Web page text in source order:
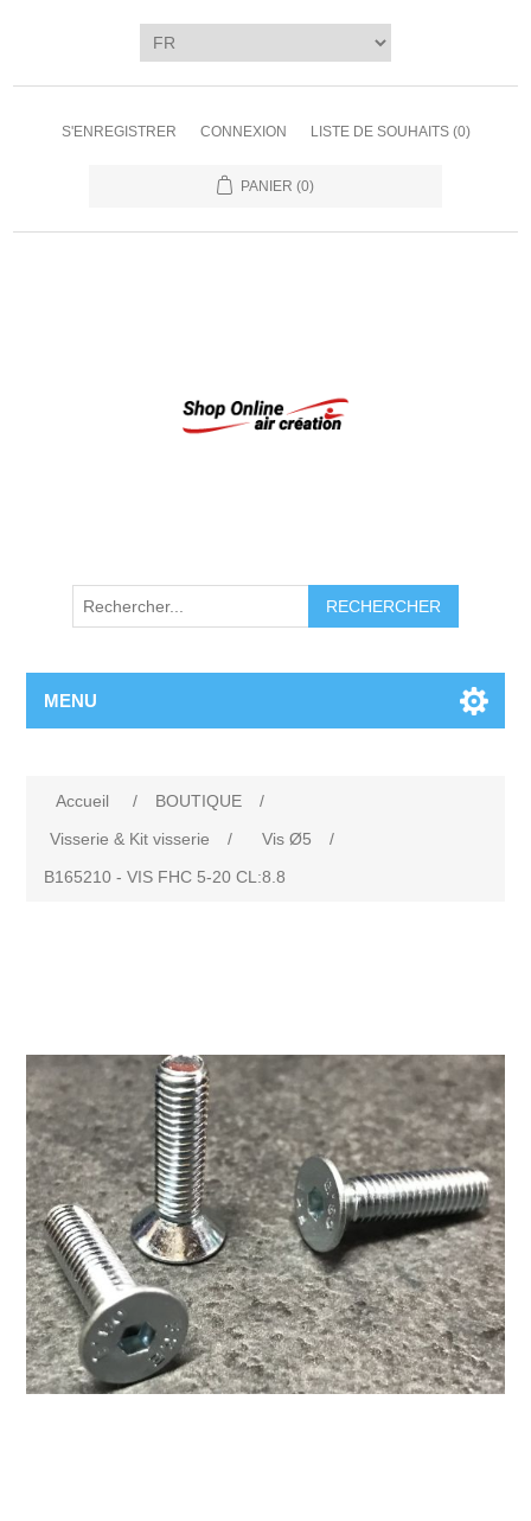
S'ENREGISTRER CONNEXION LISTE DE SOUHAITS (0)
PANIER (0)
RECHERCHER
MENU
Accueil / BOUTIQUE
/
Visserie & Kit visserie
/ Vis Ø5
/
B165210 - VIS FHC 5-20 CL:8.8